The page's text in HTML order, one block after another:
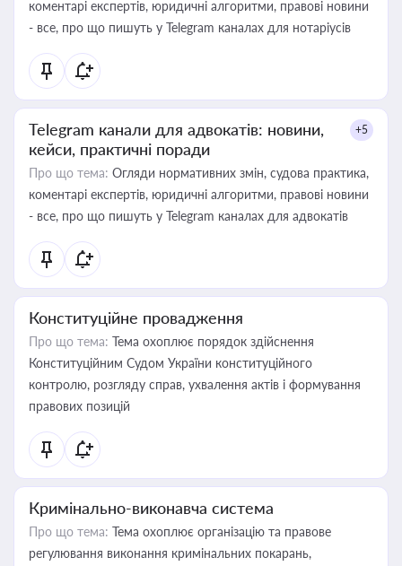
коментарі експертів, юридичні алгоритми, правові новини
- все, про що пишуть у Telegram каналах для нотаріусів
Telegram канали для адвокатів: новини,
кейси, практичні поради
+5
Про що тема: Огляди нормативних змін, судова практика,
коментарі експертів, юридичні алгоритми, правові новини
- все, про що пишуть у Telegram каналах для адвокатів
Конституційне провадження
Про що тема: Тема охоплює порядок здійснення
Конституційним Судом України конституційного
контролю, розгляду справ, ухвалення актів і формування
правових позицій
Кримінально-виконавча система
Про що тема: Тема охоплює організацію та правове
регулювання виконання кримінальних покарань,